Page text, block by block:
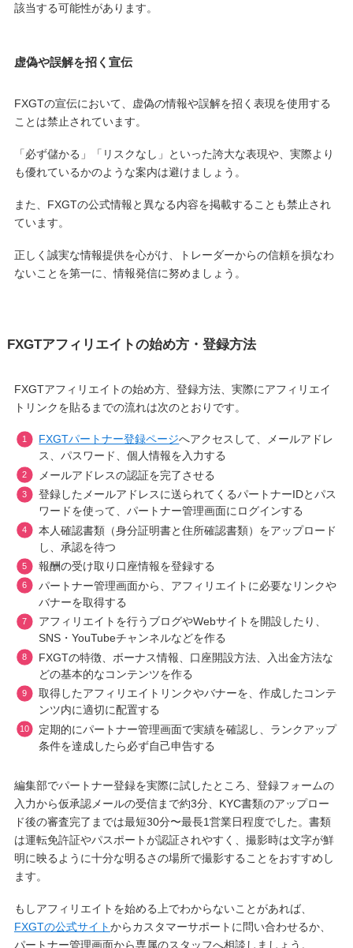
該当する可能性があります。
虚偽や誤解を招く宣伝
FXGTの宣伝において、虚偽の情報や誤解を招く表現を使用する
ことは禁止されています。
「必ず儲かる」「リスクなし」といった誇大な表現や、実際より
も優れているかのような案内は避けましょう。
また、FXGTの公式情報と異なる内容を掲載することも禁止され
ています。
正しく誠実な情報提供を心がけ、トレーダーからの信頼を損なわ
ないことを第一に、情報発信に努めましょう。
FXGTアフィリエイトの始め方・登録方法
FXGTアフィリエイトの始め方、登録方法、実際にアフィリエイ
トリンクを貼るまでの流れは次のとおりです。
FXGTパートナー登録ページへアクセスして、メールアドレ
ス、パスワード、個人情報を入力する
メールアドレスの認証を完了させる
登録したメールアドレスに送られてくるパートナーIDとパス
ワードを使って、パートナー管理画面にログインする
本人確認書類（身分証明書と住所確認書類）をアップロード
し、承認を待つ
報酬の受け取り口座情報を登録する
パートナー管理画面から、アフィリエイトに必要なリンクや
バナーを取得する
アフィリエイトを行うブログやWebサイトを開設したり、
SNS・YouTubeチャンネルなどを作る
FXGTの特徴、ボーナス情報、口座開設方法、入出金方法な
どの基本的なコンテンツを作る
取得したアフィリエイトリンクやバナーを、作成したコンテ
ンツ内に適切に配置する
定期的にパートナー管理画面で実績を確認し、ランクアップ
条件を達成したら必ず自己申告する
編集部でパートナー登録を実際に試したところ、登録フォームの
入力から仮承認メールの受信まで約3分、KYC書類のアップロー
ド後の審査完了までは最短30分〜最長1営業日程度でした。書類
は運転免許証やパスポートが認証されやすく、撮影時は文字が鮮
明に映るように十分な明るさの場所で撮影することをおすすめし
ます。
もしアフィリエイトを始める上でわからないことがあれば、
FXGTの公式サイトからカスタマーサポートに問い合わせるか、
パートナー管理画面から専属のスタッフへ相談しましょう。